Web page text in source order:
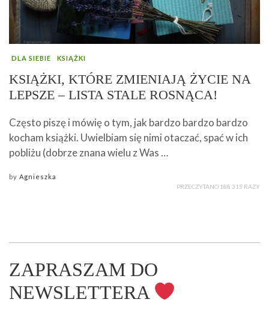
DLA SIEBIE KSIĄŻKI
KSIĄŻKI, KTÓRE ZMIENIAJĄ ŻYCIE NA
LEPSZE – LISTA STALE ROSNĄCA!
Często piszę i mówię o tym, jak bardzo bardzo bardzo
kocham książki. Uwielbiam się nimi otaczać, spać w ich
pobliżu (dobrze znana wielu z Was …
by Agnieszka
PRZECZYTANO 188 315 RAZY
ZAPRASZAM DO
NEWSLETTERA